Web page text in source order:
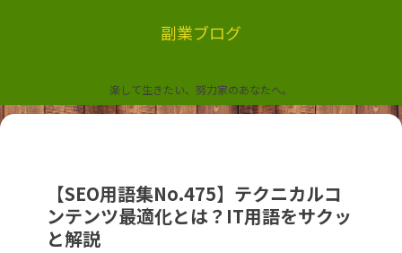
副業ブログ
楽して生きたい、努力家のあなたへ。
【SEO用語集No.475】テクニカルコ
ンテンツ最適化とは？IT用語をサクッ
と解説